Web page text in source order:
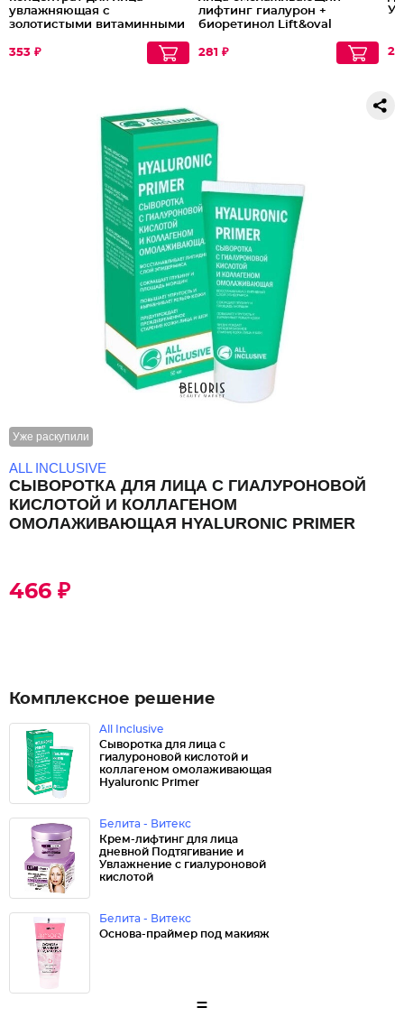
увлажняющая с
золотистыми витаминными
353 ₽
лифтинг гиалурон +
биоретинол Lift&oval
281 ₽
Уже раскупили
ALL INCLUSIVE
СЫВОРОТКА ДЛЯ ЛИЦА С ГИАЛУРОНОВОЙ
КИСЛОТОЙ И КОЛЛАГЕНОМ
ОМОЛАЖИВАЮЩАЯ HYALURONIC PRIMER
466 ₽
Комплексное решение
All Inclusive
Сыворотка для лица с
гиалуроновой кислотой и
коллагеном омолаживающая
Hyaluronic Primer
Белита - Витекс
Крем-лифтинг для лица
дневной Подтягивание и
Увлажнение с гиалуроновой
кислотой
Белита - Витекс
Основа-праймер под макияж
=